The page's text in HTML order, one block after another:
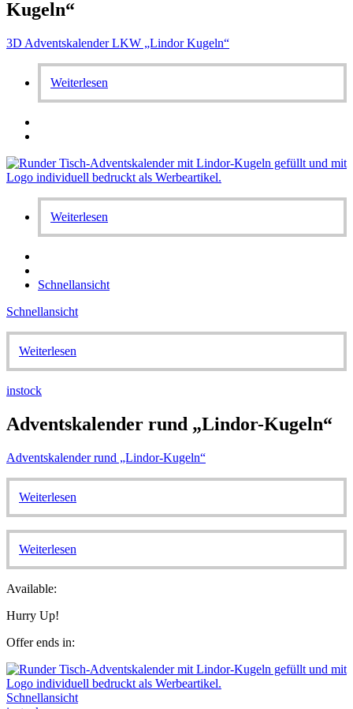
Kugeln“
3D Adventskalender LKW „Lindor Kugeln“
Weiterlesen
Weiterlesen
Schnellansicht
Schnellansicht
Weiterlesen
instock
Adventskalender rund „Lindor-Kugeln“
Adventskalender rund „Lindor-Kugeln“
Weiterlesen
Weiterlesen
Available:
Hurry Up!
Offer ends in:
Schnellansicht